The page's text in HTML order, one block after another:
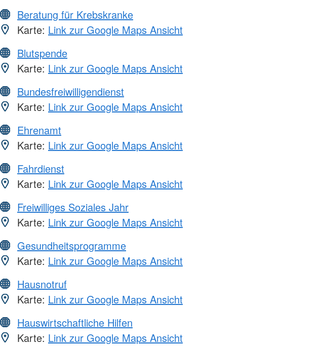
Beratung für Krebskranke
Karte: Link zur Google Maps Ansicht
Blutspende
Karte: Link zur Google Maps Ansicht
Bundesfreiwilligendienst
Karte: Link zur Google Maps Ansicht
Ehrenamt
Karte: Link zur Google Maps Ansicht
Fahrdienst
Karte: Link zur Google Maps Ansicht
Freiwilliges Soziales Jahr
Karte: Link zur Google Maps Ansicht
Gesundheitsprogramme
Karte: Link zur Google Maps Ansicht
Hausnotruf
Karte: Link zur Google Maps Ansicht
Hauswirtschaftliche Hilfen
Karte: Link zur Google Maps Ansicht